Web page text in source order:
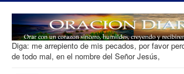
Diga: me arrepiento de mis pecados, por favor
de todo mal, en el nombre del Señor Jesús,